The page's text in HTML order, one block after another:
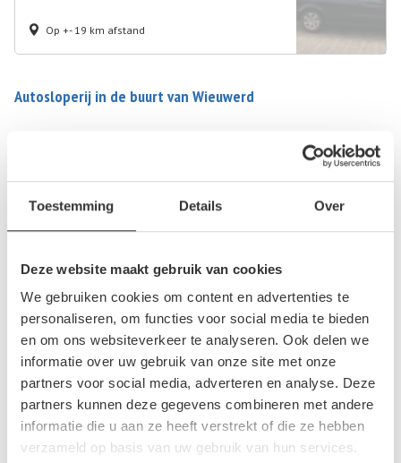
Toestemming Details Over
Deze website maakt gebruik van cookies
We gebruiken cookies om content en advertenties te
personaliseren, om functies voor social media te bieden
en om ons websiteverkeer te analyseren. Ook delen we
informatie over uw gebruik van onze site met onze
partners voor social media, adverteren en analyse. Deze
partners kunnen deze gegevens combineren met andere
informatie die u aan ze heeft verstrekt of die ze hebben
verzameld op basis van uw gebruik van hun services.
Op +- 19 km afstand
Autosloperij in de buurt van Wieuwerd
Buitenpost
Burgum
Dokkum
Drachten
Feanwalden
Franeker
Gorredijk
Harlingen
Heerenveen
Joure
Kootstertille